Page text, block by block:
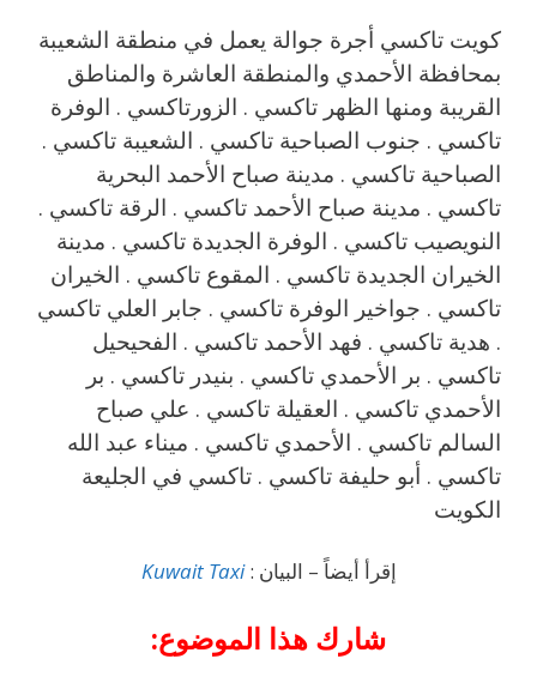
كويت تاكسي أجرة جوالة يعمل في منطقة الشعيبة
بمحافظة الأحمدي والمنطقة العاشرة والمناطق
القريبة ‎ومنها الظهر تاكسي . الزورتاكسي . الوفرة
تاكسي . جنوب الصباحية تاكسي . الشعيبة تاكسي .
الصباحية تاكسي . مدينة صباح الأحمد البحرية
تاكسي . مدينة صباح الأحمد تاكسي . الرقة تاكسي .
النويصيب تاكسي . الوفرة الجديدة تاكسي . مدينة
الخيران الجديدة تاكسي . المقوع تاكسي . الخيران
تاكسي . جواخير الوفرة تاكسي . جابر العلي تاكسي
. هدية تاكسي . فهد الأحمد تاكسي . الفحيحيل
تاكسي . بر الأحمدي تاكسي . بنيدر تاكسي . بر
الأحمدي تاكسي . العقيلة تاكسي . علي صباح
السالم تاكسي . الأحمدي تاكسي . ميناء عبد الله
تاكسي . أبو حليفة تاكسي . تاكسي في الجليعة
الكويت
إقرأ أيضاً – البيان :Kuwait Taxi
شارك هذا الموضوع: